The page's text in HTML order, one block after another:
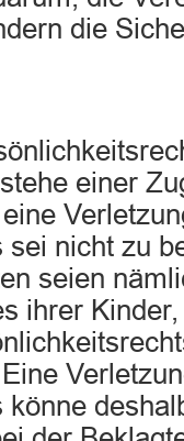
die
stehe einer
sei nicht zu
seien
ihrer
könne